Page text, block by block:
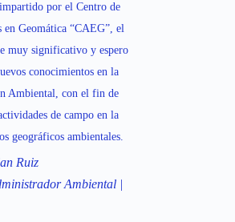
por el Centro de
en Geomática “CAEG”, el
muy significativo y espero
conocimientos en la
Ambiental, con el fin de
de campo en la
geográficos ambientales.
Ruiz
Ambiental |